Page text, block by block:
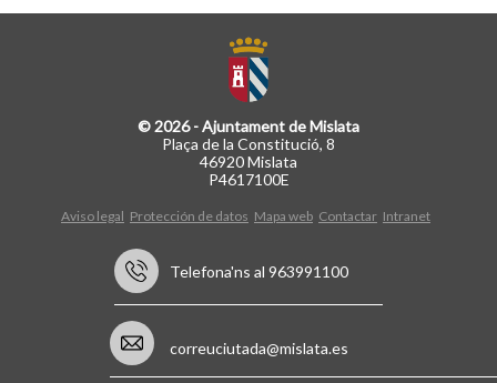
© 2026 - Ajuntament de Mislata
Plaça de la Constitució, 8
46920 Mislata
P4617100E
Aviso legal Protección de datos Mapa web Contactar Intranet
Telefona'ns al 963991100
correuciutada@mislata.es